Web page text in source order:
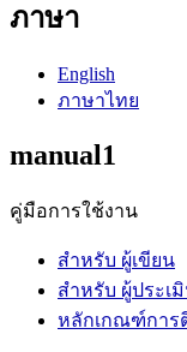
ภาษา
English
ภาษาไทย
manual1
คู่มือการใช้งาน
สำหรับ ผู้เขียน
สำหรับ ผู้ประเ
หลักเกณฑ์การ